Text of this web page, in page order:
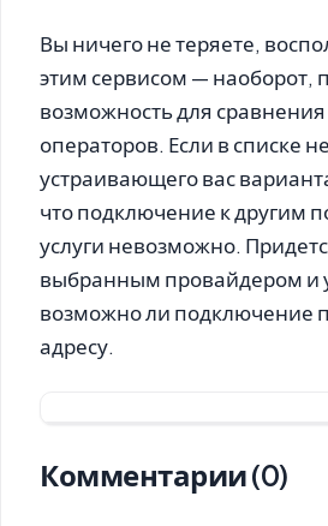
Вы ничего не теряете,
этим сервисом — наоборот,
возможность для
операторов. Если в списке
устраивающего вас
что подключение к другим
услуги невозможно.
выбранным провайдером и
возможно ли подключение
адресу.
Комментарии (0)